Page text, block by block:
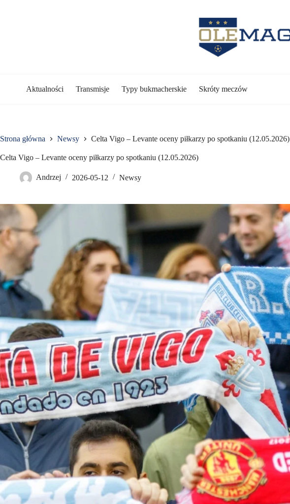
Aktualności Transmisje Typy bukmacherskie Skróty meczów
Strona główna Newsy Celta Vigo – Levante oceny piłkarzy po spotkaniu (12.05.2026)
Celta Vigo – Levante oceny piłkarzy po spotkaniu (12.05.2026)
Andrzej 2026-05-12 Newsy